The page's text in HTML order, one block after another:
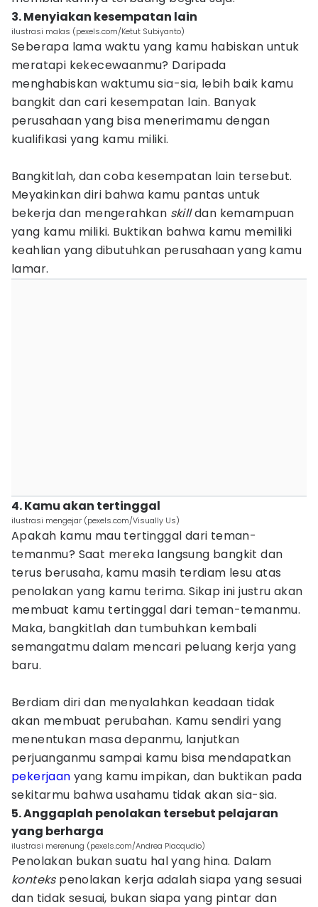
3. Menyiakan kesempatan lain
ilustrasi malas (pexels.com/Ketut Subiyanto)
Seberapa lama waktu yang kamu habiskan untuk
meratapi kekecewaanmu? Daripada
menghabiskan waktumu sia-sia, lebih baik kamu
bangkit dan cari kesempatan lain. Banyak
perusahaan yang bisa menerimamu dengan
kualifikasi yang kamu miliki.
Bangkitlah, dan coba kesempatan lain tersebut.
Meyakinkan diri bahwa kamu pantas untuk
bekerja dan mengerahkan skilldan kemampuan
yang kamu miliki. Buktikan bahwa kamu memiliki
keahlian yang dibutuhkan perusahaan yang kamu
lamar.
4. Kamu akan tertinggal
ilustrasi mengejar (pexels.com/Visually Us)
Apakah kamu mau tertinggal dari teman-
temanmu? Saat mereka langsung bangkit dan
terus berusaha, kamu masih terdiam lesu atas
penolakan yang kamu terima. Sikap ini justru akan
membuat kamu tertinggal dari teman-temanmu.
Maka, bangkitlah dan tumbuhkan kembali
semangatmu dalam mencari peluang kerja yang
baru.
Berdiam diri dan menyalahkan keadaan tidak
akan membuat perubahan. Kamu sendiri yang
menentukan masa depanmu, lanjutkan
perjuanganmu sampai kamu bisa mendapatkan
pekerjaan yang kamu impikan, dan buktikan pada
sekitarmu bahwa usahamu tidak akan sia-sia.
5. Anggaplah penolakan tersebut pelajaran
yang berharga
ilustrasi merenung (pexels.com/Andrea Piacqudio)
Penolakan bukan suatu hal yang hina. Dalam
konteks penolakan kerja adalah siapa yang sesuai
dan tidak sesuai, bukan siapa yang pintar dan